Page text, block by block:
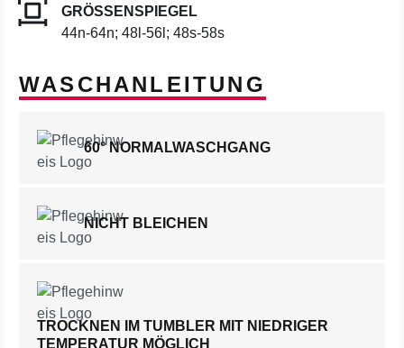
GRÖSSENSPIEGEL
44n-64n; 48l-56l; 48s-58s
WASCHANLEITUNG
60° NORMALWASCHGANG
NICHT BLEICHEN
TROCKNEN IM TUMBLER MIT NIEDRIGER
TEMPERATUR MÖGLICH